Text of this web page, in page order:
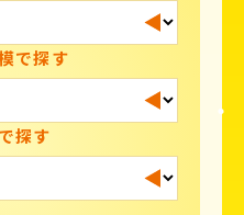
で探す
探す